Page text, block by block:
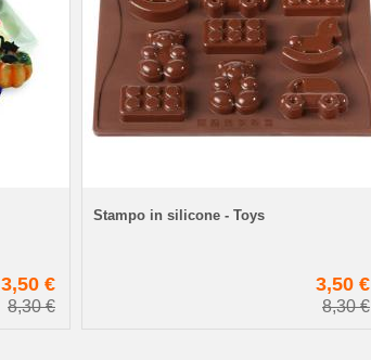
3,50 €
8,30 €
Stampo in silicone - Toys
3,50 €
8,30 €